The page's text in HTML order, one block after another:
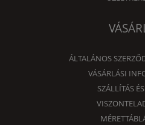
ÁLTALÁNOS
VÁSÁRLÁSI
SZÁLLÍTÁS